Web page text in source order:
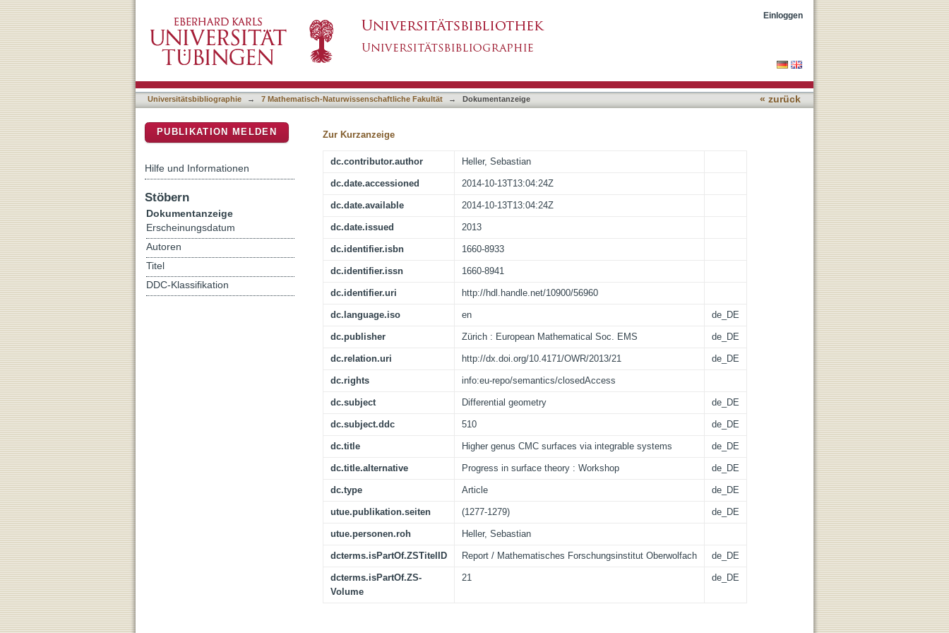
Einloggen
Universitätsbibliographie → 7 Mathematisch-Naturwissenschaftliche Fakultät → Dokumentanzeige « zurück
Zur Kurzanzeige
dc.contributor.author Heller, Sebastian
dc.date.accessioned 2014-10-13T13:04:24Z
dc.date.available 2014-10-13T13:04:24Z
dc.date.issued 2013
dc.identifier.isbn 1660-8933
dc.identifier.issn 1660-8941
dc.identifier.uri http://hdl.handle.net/10900/56960
dc.language.iso en de_DE
dc.publisher Zürich : European Mathematical Soc. EMS de_DE
dc.relation.uri http://dx.doi.org/10.4171/OWR/2013/21 de_DE
dc.rights info:eu-repo/semantics/closedAccess
dc.subject Differential geometry de_DE
dc.subject.ddc 510 de_DE
dc.title Higher genus CMC surfaces via integrable systems de_DE
dc.title.alternative Progress in surface theory : Workshop de_DE
dc.type Article de_DE
utue.publikation.seiten (1277-1279) de_DE
utue.personen.roh Heller, Sebastian
dcterms.isPartOf.ZSTitelID Report / Mathematisches Forschungsinstitut Oberwolfach de_DE
dcterms.isPartOf.ZS-
Volume
21 de_DE
PUBLIKATION MELDEN
Hilfe und Informationen
Stöbern
Dokumentanzeige
Erscheinungsdatum
Autoren
Titel
DDC-Klassifikation